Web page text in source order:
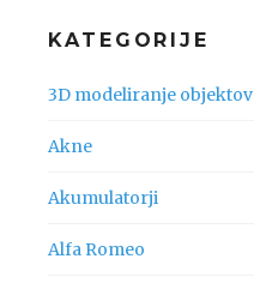
KATEGORIJE
3D modeliranje objektov
Akne
Akumulatorji
Alfa Romeo